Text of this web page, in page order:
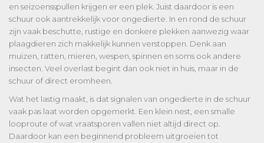
en seizoensspullen krijgen er een plek. Juist daardoor is een
schuur ook aantrekkelijk voor ongedierte. In en rond de schuur
zijn vaak beschutte, rustige en donkere plekken aanwezig waar
plaagdieren zich makkelijk kunnen verstoppen. Denk aan
muizen, ratten, mieren, wespen, spinnen en soms ook andere
insecten. Veel overlast begint dan ook niet in huis, maar in de
schuur of direct eromheen.
Wat het lastig maakt, is dat signalen van ongedierte in de schuur
vaak pas laat worden opgemerkt. Een klein nest, een smalle
looproute of wat vraatsporen vallen niet altijd direct op.
Daardoor kan een beginnend probleem uitgroeien tot